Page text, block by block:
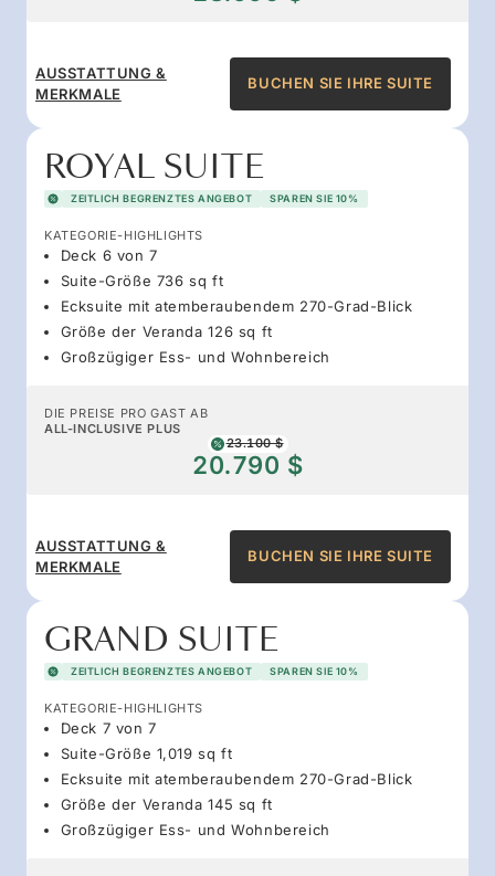
AUSSTATTUNG &
MERKMALE
BUCHEN SIE IHRE SUITE
ROYAL SUITE
ZEITLICH BEGRENZTES ANGEBOT SPAREN SIE 10%
KATEGORIE-HIGHLIGHTS
Deck 6 von 7
Suite-Größe 736 sq ft
Ecksuite mit atemberaubendem 270-Grad-Blick
Größe der Veranda 126 sq ft
Großzügiger Ess- und Wohnbereich
DIE PREISE PRO GAST AB
ALL-INCLUSIVE PLUS
23.100 $
20.790 $
AUSSTATTUNG &
MERKMALE
BUCHEN SIE IHRE SUITE
GRAND SUITE
ZEITLICH BEGRENZTES ANGEBOT SPAREN SIE 10%
KATEGORIE-HIGHLIGHTS
Deck 7 von 7
Suite-Größe 1,019 sq ft
Ecksuite mit atemberaubendem 270-Grad-Blick
Größe der Veranda 145 sq ft
Großzügiger Ess- und Wohnbereich